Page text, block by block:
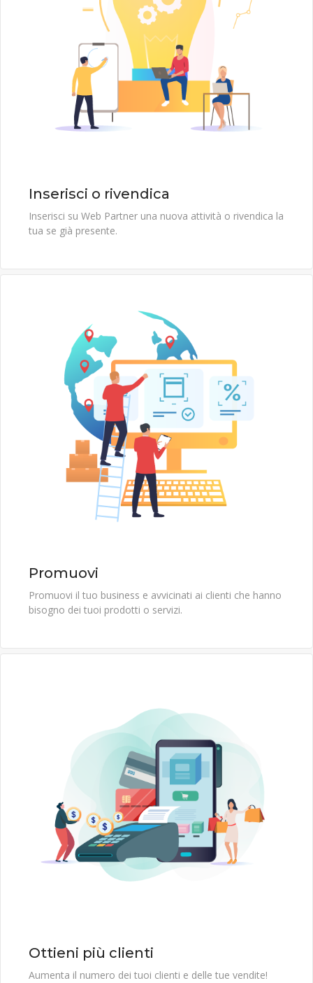
Inserisci o rivendica
Inserisci su Web Partner una nuova attività o rivendica la
tua se già presente.
Promuovi
Promuovi il tuo business e avvicinati ai clienti che hanno
bisogno dei tuoi prodotti o servizi.
Ottieni più clienti
Aumenta il numero dei tuoi clienti e delle tue vendite!